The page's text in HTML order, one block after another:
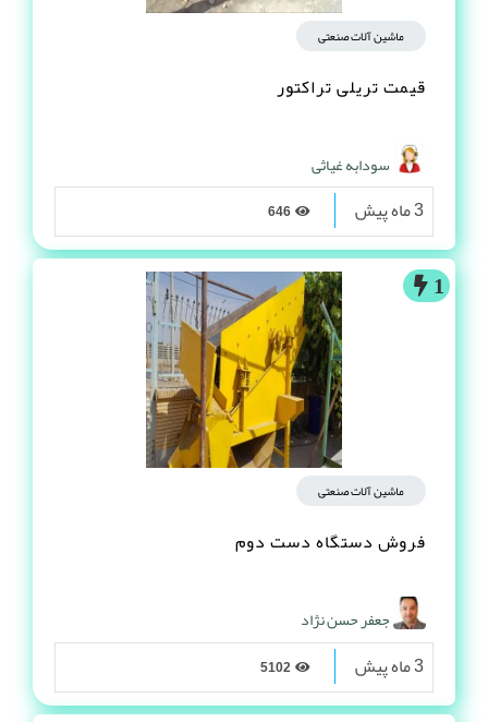
ماشین آلات صنعتی
قیمت تریلی تراکتور
سودابه غیاثی
3 ماه پیش
1
ماشین آلات صنعتی
فروش دستگاه دست دوم
جعفر حسن نژاد
3 ماه پیش